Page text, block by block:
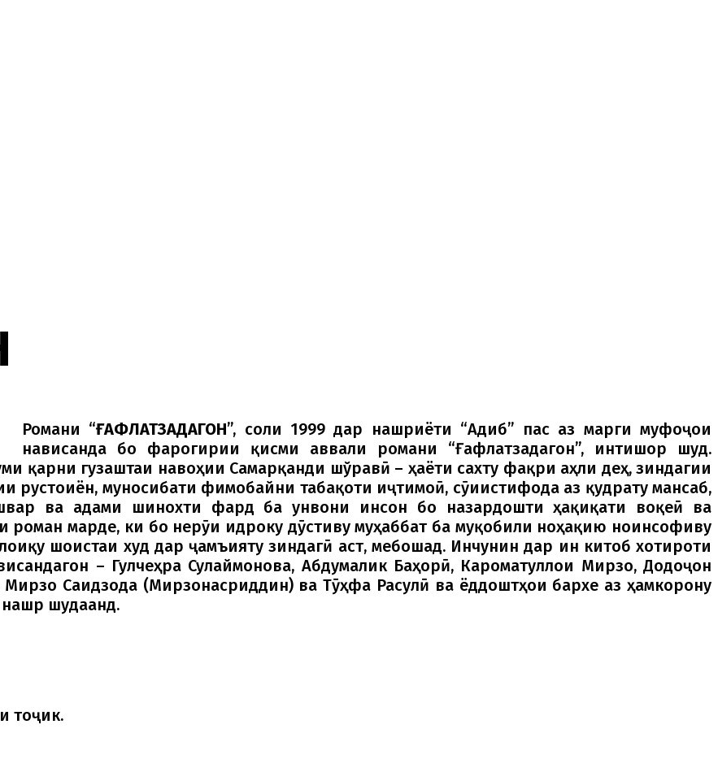
Романи “ҒАФЛАТЗАДАГОН”, соли 1999 дар нашриёти “Адиб” пас аз марги муфоҷои
нависанда бо фарогирии қисми аввали романи “Ғафлатзадагон”, интишор шуд.
қарни гузаштаи навоҳии Самарқанди шўравӣ – ҳаёти сахту фақри аҳли деҳ, зиндагии
рустоиён, муносибати фимобайни табақоти иҷтимоӣ, сӯиистифода аз қудрату мансаб,
ва адами шинохти фард ба унвони инсон бо назардошти ҳақиқати воқеӣ ва
роман марде, ки бо нерӯи идроку дӯстиву муҳаббат ба муқобили ноҳақию ноинсофиву
шоистаи худ дар ҷамъияту зиндагӣ аст, мебошад. Инчунин дар ин китоб хотироти
– Гулчеҳра Сулаймонова, Абдумалик Баҳорӣ, Кароматуллои Мирзо, Додоҷон
Саидзода (Мирзонасриддин) ва Тӯҳфа Расулӣ ва ёддоштҳои бархе аз ҳамкорону
шудаанд.
тоҷик.